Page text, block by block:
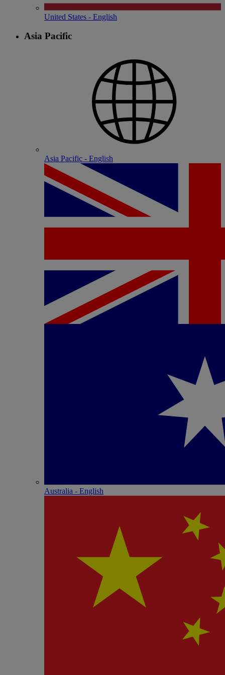
United States - English
Asia Pacific
Asia Pacific - English
Australia - English